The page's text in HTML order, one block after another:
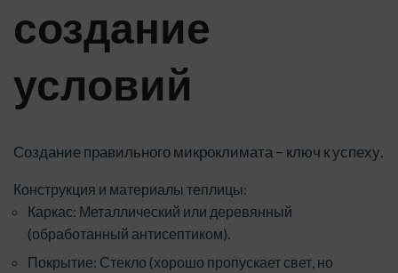
создание
условий
Создание правильного микроклимата – ключ к успеху.
Конструкция и материалы теплицы:
Каркас: Металлический или деревянный
(обработанный антисептиком).
Покрытие: Стекло (хорошо пропускает свет, но